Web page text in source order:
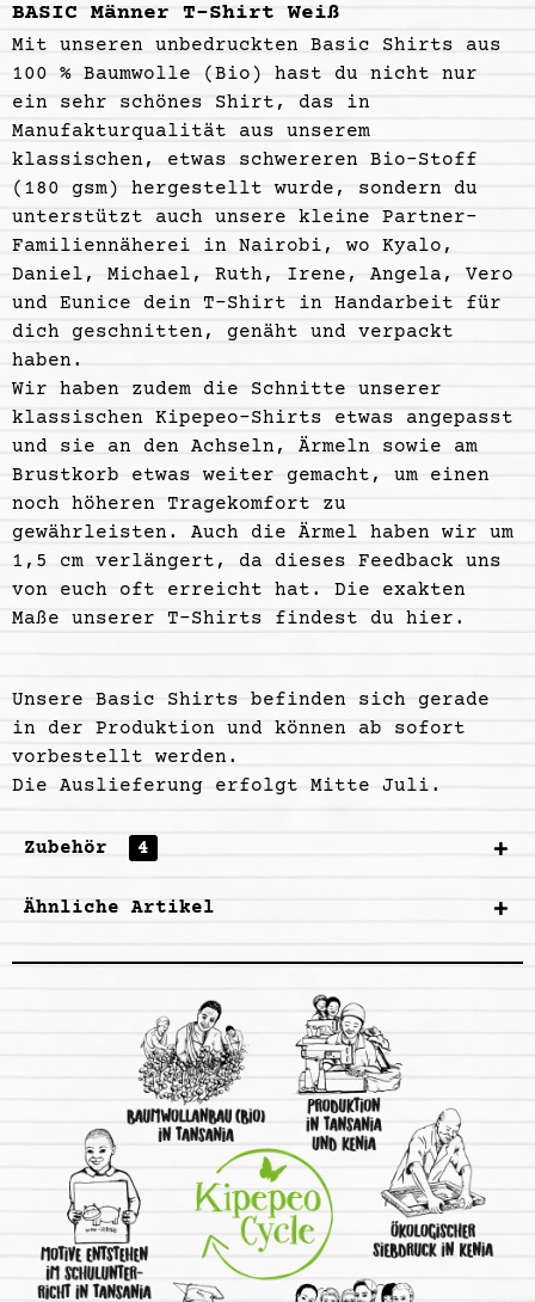
BASIC Männer T-Shirt Weiß
Mit unseren unbedruckten Basic Shirts aus
100 % Baumwolle (Bio) hast du nicht nur
ein sehr schönes Shirt, das in
Manufakturqualität aus unserem
klassischen, etwas schwereren Bio-Stoff
(180 gsm) hergestellt wurde, sondern du
unterstützt auch unsere kleine Partner-
Familiennäherei in Nairobi, wo Kyalo ,
Daniel, Michael, Ruth, Irene, Angela, Vero
und Eunice dein T-Shirt in Handarbeit für
dich geschnitten, genäht und verpackt
haben.
Wir haben zudem die Schnitte unserer
klassischen Kipepeo-Shirts etwas angepasst
und sie an den Achseln, Ärmeln sowie am
Brustkorb etwas weiter gemacht, um einen
noch höheren Tragekomfort zu
gewährleisten. Auch die Ärmel haben wir um
1,5 cm verlängert, da dieses Feedback uns
von euch oft erreicht hat. Die exakten
Maße unserer T-Shirts findest du hier.
Unsere Basic Shirts befinden sich gerade
in der Produktion und können ab sofort
vorbestellt werden.
Die Auslieferung erfolgt Mitte Juli.
Zubehör 4
Ähnliche Artikel